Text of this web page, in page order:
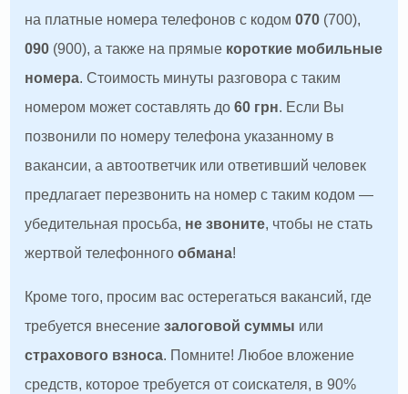
на платные номера телефонов с кодом070 (700),
090 (900), а также на прямые короткие мобильные
номера. Стоимость минуты разговора с таким
номером может составлять до60 грн. Если Вы
позвонили по номеру телефона указанному в
вакансии, а автоответчик или ответивший человек
предлагает перезвонить на номер с таким кодом —
убедительная просьба, не звоните, чтобы не стать
жертвой телефонногообмана!
Кроме того, просим вас остерегаться вакансий, где
требуется внесениезалоговой суммы или
страхового взноса. Помните! Любое вложение
средств, которое требуется от соискателя, в 90%